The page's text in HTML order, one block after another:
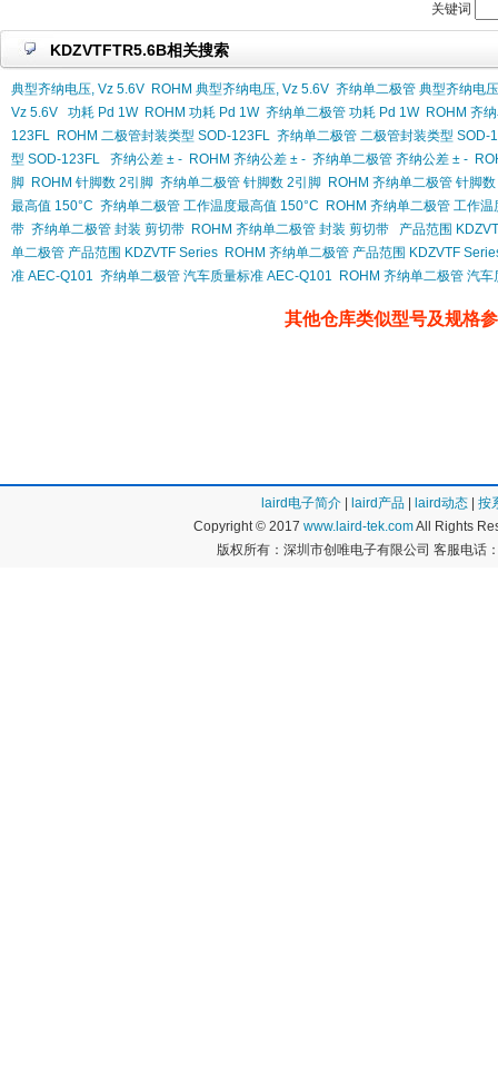
关键词
KDZVTFTR5.6B相关搜索
典型齐纳电压, Vz 5.6V ROHM 典型齐纳电压, Vz 5.6V 齐纳单二极管 典型齐纳电
Vz 5.6V
功耗 Pd 1W ROHM 功耗 Pd 1W 齐纳单二极管 功耗 Pd 1W ROHM 齐
123FL ROHM 二极管封装类型 SOD-123FL 齐纳单二极管 二极管封装类型 SOD-
型 SOD-123FL
齐纳公差 ± - ROHM 齐纳公差 ± - 齐纳单二极管 齐纳公差 ± -
脚 ROHM 针脚数 2引脚 齐纳单二极管 针脚数 2引脚 ROHM 齐纳单二极管 针脚
最高值 150°C 齐纳单二极管 工作温度最高值 150°C
ROHM 齐纳单二极管 工作
带 齐纳单二极管 封装 剪切带 ROHM 齐纳单二极管 封装 剪切带
产品范围
单二极管 产品范围 KDZVTF Series ROHM 齐纳单二极管 产品范围 KDZVTF
准 AEC-Q101 齐纳单二极管 汽车质量标准 AEC-Q101 ROHM 齐纳单二极管 汽
其他仓库类似型号及规格
laird电子简介 laird产品 laird动态
按
Copyright © 2017 www.laird-tek.comAll Rights
版权所有：深圳市创唯电子有限公司 客服电话